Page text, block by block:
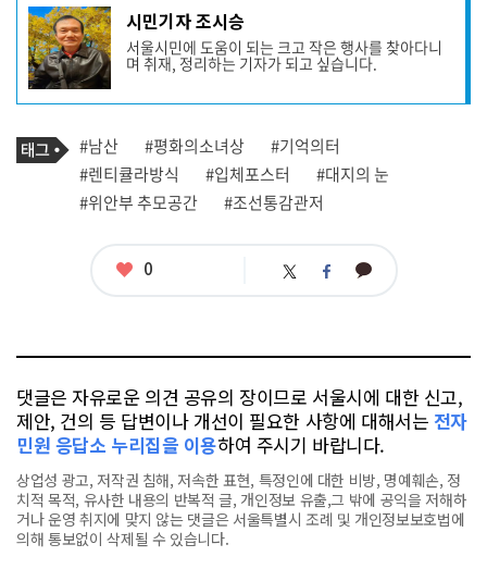
기
사
작
성
자
프
필
시민기자 조시승
서울시민에 도움이 되는 크고 작은 행사를 찾아다니
며 취재, 정리하는 기자가 되고 싶습니다.
기
사
관
련
태
태
그
#남산 #평화의소녀상
#기억의터
#렌티큘라방식
#입체포스터
#대지의 눈
#위안부 추모공간
#조선통감관저
좋
0 트 페 카
댓글은 자유로운 의견 공유의 장이므로 서울시에 대한 신고,
제안, 건의 등 답변이나 개선이 필요한 사항에 대해서는 전자
민원 응답소 누리집을 이용하여 주시기 바랍니다.
상업성 광고, 저작권 침해, 저속한 표현, 특정인에 대한 비방, 명예훼손, 정
치적 목적, 유사한 내용의 반복적 글, 개인정보 유출,그 밖에 공익을 저해하
거나 운영 취지에 맞지 않는 댓글은 서울특별시 조례 및 개인정보보호법에
의해 통보없이 삭제될 수 있습니다.